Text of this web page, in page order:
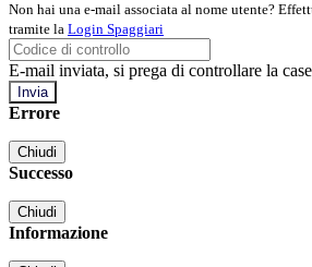
Non hai una e-mail associata al nome utente?
tramite la Login Spaggiari
E-mail inviata, si prega di controllare la
Errore
Chiudi
Successo
Chiudi
Informazione